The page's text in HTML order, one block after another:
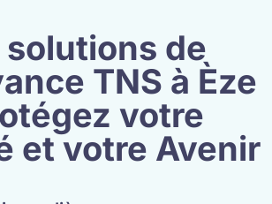
solutions de
TNS à Èze
votre
et votre Avenir